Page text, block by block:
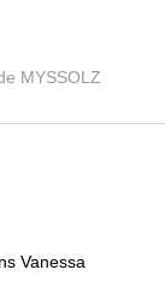
MYSSOLZ
Vanessa